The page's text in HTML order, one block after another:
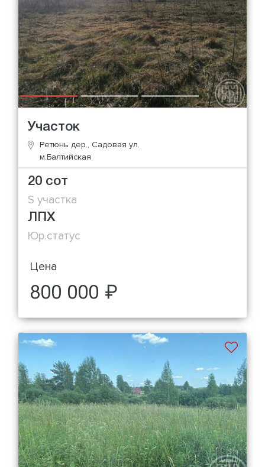
Участок
Ретюнь дер., Садовая ул.
м.Балтийская
20 сот
S участка
ЛПХ
Юр.статус
Цена
800 000 ₽